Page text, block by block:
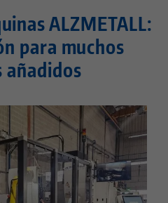
ALZMETALL:
para muchos
añadidos